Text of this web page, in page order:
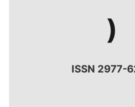
)
ISSN 2977-